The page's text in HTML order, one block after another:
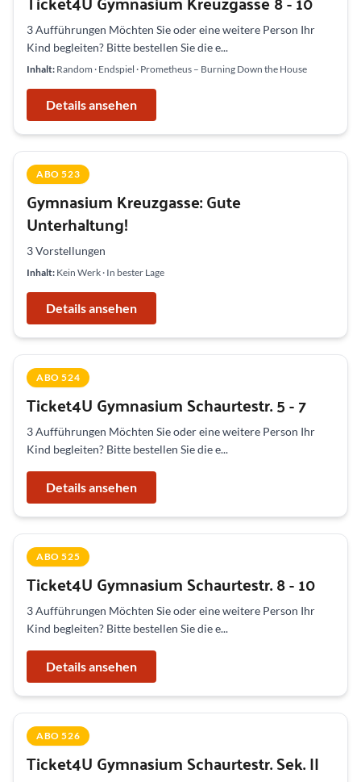
3 Aufführungen Möchten Sie oder eine weitere Person Ihr
Kind begleiten? Bitte bestellen Sie die e...
Inhalt: Random · Endspiel · Prometheus – Burning Down the House
Details ansehen
ABO 523
Gymnasium Kreuzgasse: Gute
Unterhaltung!
3 Vorstellungen
Inhalt: Kein Werk · In bester Lage
Details ansehen
ABO 524
Ticket4U Gymnasium Schaurtestr. 5 - 7
3 Aufführungen Möchten Sie oder eine weitere Person Ihr
Kind begleiten? Bitte bestellen Sie die e...
Details ansehen
ABO 525
Ticket4U Gymnasium Schaurtestr. 8 - 10
3 Aufführungen Möchten Sie oder eine weitere Person Ihr
Kind begleiten? Bitte bestellen Sie die e...
Details ansehen
ABO 526
Ticket4U Gymnasium Schaurtestr. Sek. II